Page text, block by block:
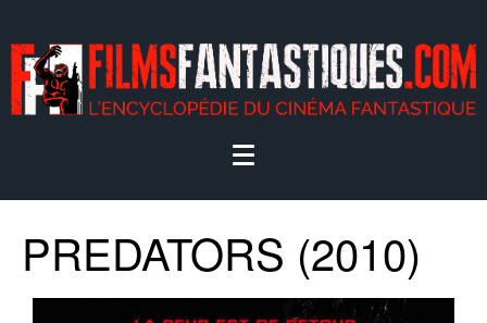
PREDATORS (2010)